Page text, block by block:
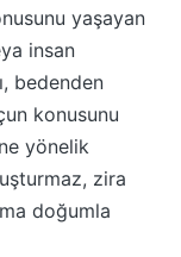
yaşayan
insan
bedenden
konusunu
yönelik
zira
doğumla